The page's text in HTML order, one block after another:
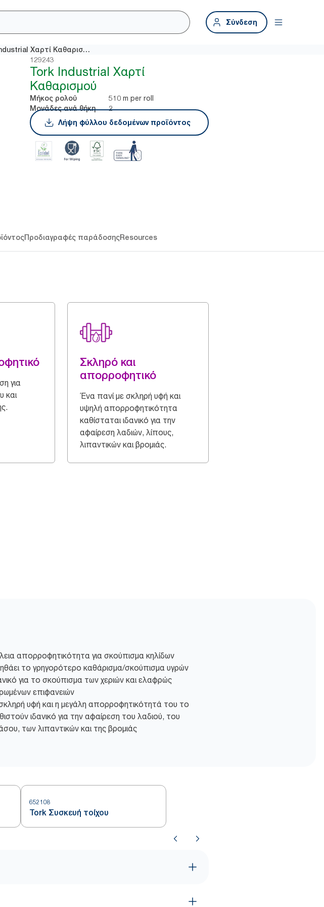
Σύνδεση
Tork Industrial Χαρτί Καθαρισμού
129243
Tork Industrial Χαρτί
Καθαρισμού
Μήκος ρολού 510 m per roll
Μονάδες ανά θήκη
2
Λήψη φύλλου δεδομένων προϊόντος
Προδιαγραφές παράδοσηςResources
για
και
Σκληρό και
απορροφητικό
Ένα πανί με σκληρή υφή και
υψηλή απορροφητικότητα
καθίσταται ιδανικό για την
αφαίρεση λαδιών, λίπους,
λιπαντικών και βρομιάς.
απορροφητικότητα για σκούπισμα κηλίδων
το γρηγορότερο καθάρισμα/σκούπισμα υγρών
για το σκούπισμα των χεριών και ελαφρώς
επιφανειών
υφή και η μεγάλη απορροφητικότητά του το
ιδανικό για την αφαίρεση του λαδιού, του
των λιπαντικών και της βρομιάς
652108
Tork Συσκευή τοίχου